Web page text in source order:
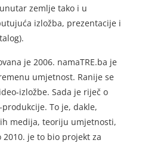
zemlje tako i u
izložba, prezentacije i
je 2006. namaTRE.ba je
umjetnost. Ranije se
izložbe. Sada je riječ o
To je, dakle,
medija, teoriju umjetnosti,
je to bio projekt za